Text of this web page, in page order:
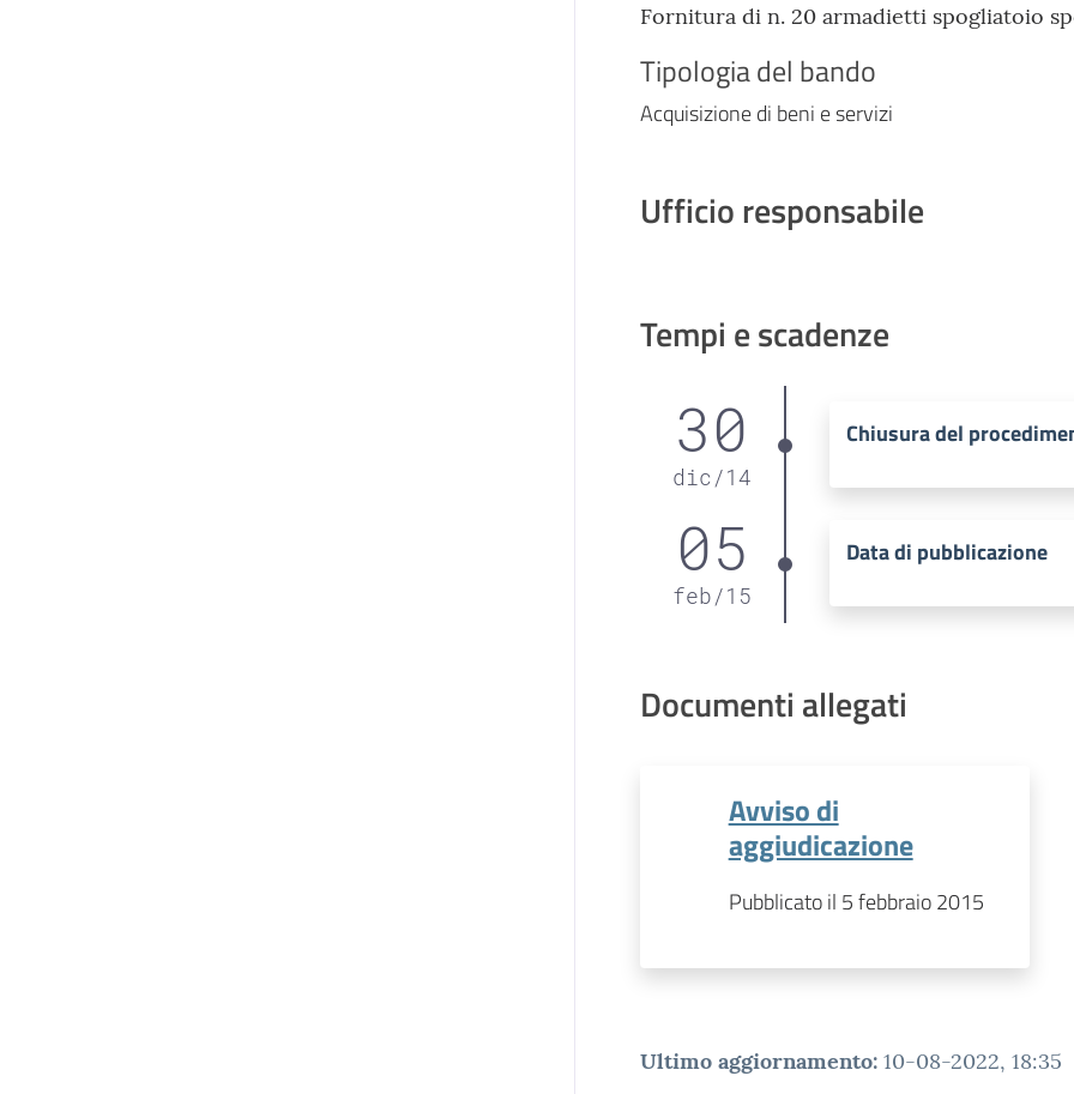
Fornitura di n. 20 armadietti spogliatoio
Tipologia del bando
Acquisizione di beni e servizi
Ufficio responsabile
Tempi e scadenze
30
dic/14
Chiusura del
05
feb/15
Data di pubblicazione
Documenti allegati
Avviso di
aggiudicazione
Pubblicato il 5 febbraio 2015
Ultimo aggiornamento: 10-08-2022, 18:35